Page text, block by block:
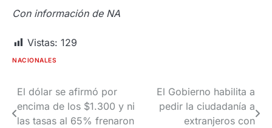
Con información de NA
Vistas: 129
NACIONALES
Navegación
de
El dólar se afirmó por
encima de los $1.300 y ni
las tasas al 65% frenaron
El Gobierno habilita a
pedir la ciudadanía a
extranjeros con